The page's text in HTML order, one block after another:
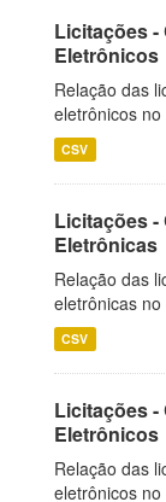
Licitações -
Eletrônicos
Relação das
eletrônicos
CSV
Licitações -
Eletrônicas
Relação das
eletrônicas
CSV
Licitações -
Eletrônicos
Relação das
eletrônicos